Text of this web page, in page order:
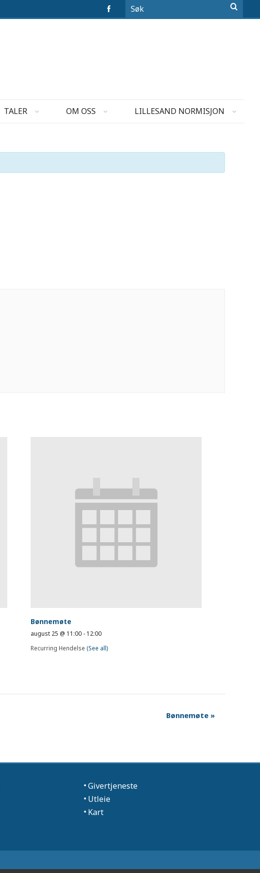
TALER OM OSS LILLESAND NORMISJON
Bønnemøte
august 25 @ 11:00- 12:00
Recurring Hendelse (See all)
Bønnemøte »
Givertjeneste
Utleie
Kart